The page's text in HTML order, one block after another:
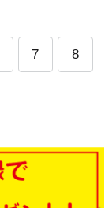
7 8